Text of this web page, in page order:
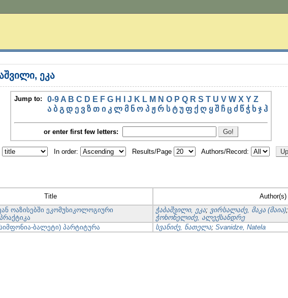
ეკა
Jump to: 0-9 A B C D E F G H J K L M N O P Q R S T U V W X Y Z
ა ბ გ დ ე ვ ზ თ ი კ ლ მ ნ ო პ ჟ რ ს ტ უ ფ ქ ღ ყ შ ჩ ც ძ წ ჭ ხ ჯ ჰ
or enter first few letters:
In order: Results/Page Authors/Record:
Title Author(s)
ოაზისებში ეკომუსიკოლოგიური
ჭაბაშვილი, ეკა; ვირსალაძე, მაკა (მაია);
ჭოხონელიძე, ალექსანდრე
ბალეტი) პარტიტურა სვანიძე, ნათელა; Svanidze, Natela